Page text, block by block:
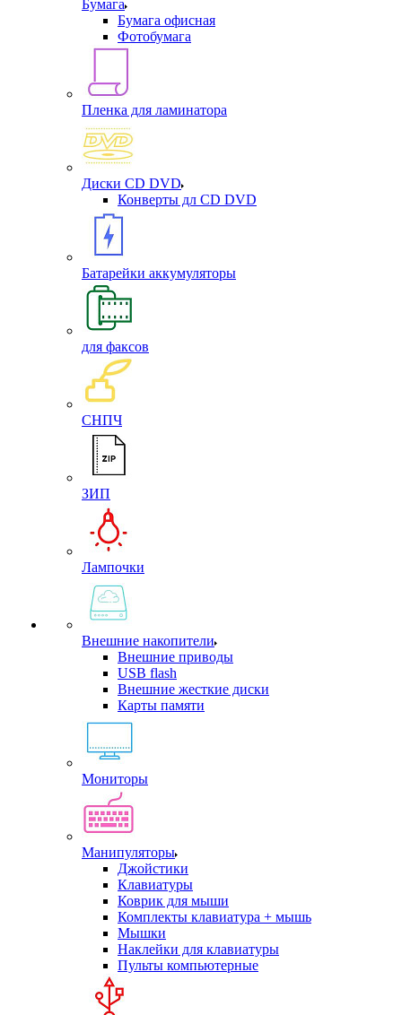
Бумага
Бумага офисная
Фотобумага
Пленка для ламинатора
Диски CD DVD
Конверты дл CD DVD
Батарейки аккумуляторы
для факсов
СНПЧ
ЗИП
Лампочки
Внешние накопители
Внешние приводы
USB flash
Внешние жесткие диски
Карты памяти
Мониторы
Манипуляторы
Джойстики
Клавиатуры
Коврик для мыши
Комплекты клавиатура + мышь
Мышки
Наклейки для клавиатуры
Пульты компьютерные